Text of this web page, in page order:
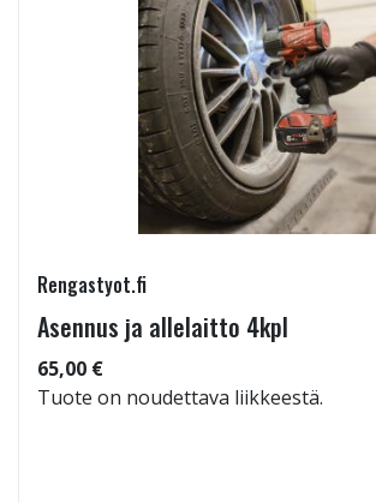
Rengastyot.fi
Asennus ja allelaitto 4kpl
65,00 €
Tuote on noudettava liikkeestä.